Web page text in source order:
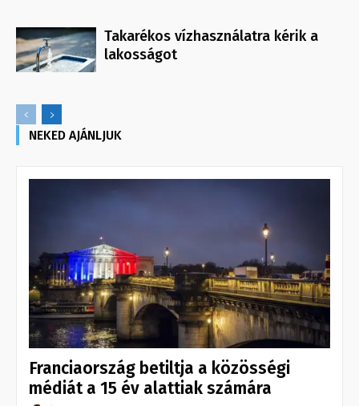
Takarékos vízhasználatra kérik a
lakosságot
NEKED AJÁNLJUK
Franciaország betiltja a közösségi
médiát a 15 év alattiak számára